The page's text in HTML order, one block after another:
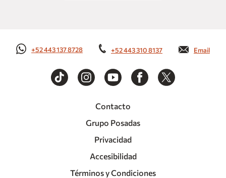
+52 443 137 8728 +52 443 310 8137 Email
Contacto
Grupo Posadas
Privacidad
Accesibilidad
Términos y Condiciones